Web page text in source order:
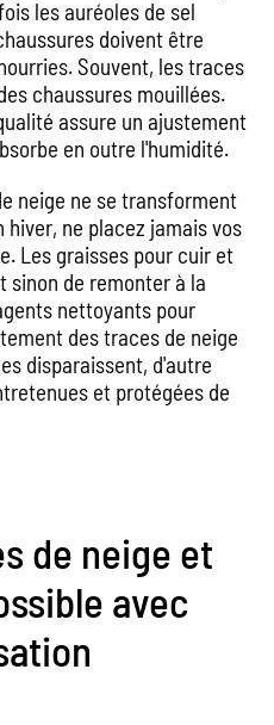
les auréoles de sel
doivent être
Souvent, les traces
chaussures mouillées.
assure un ajustement
en outre l'humidité.
neige ne se transforment
ne placez jamais vos
Les graisses pour cuir et
sinon de remonter à la
nettoyants pour
des traces de neige
disparaissent, d'autre
et protégées de
de neige et
avec